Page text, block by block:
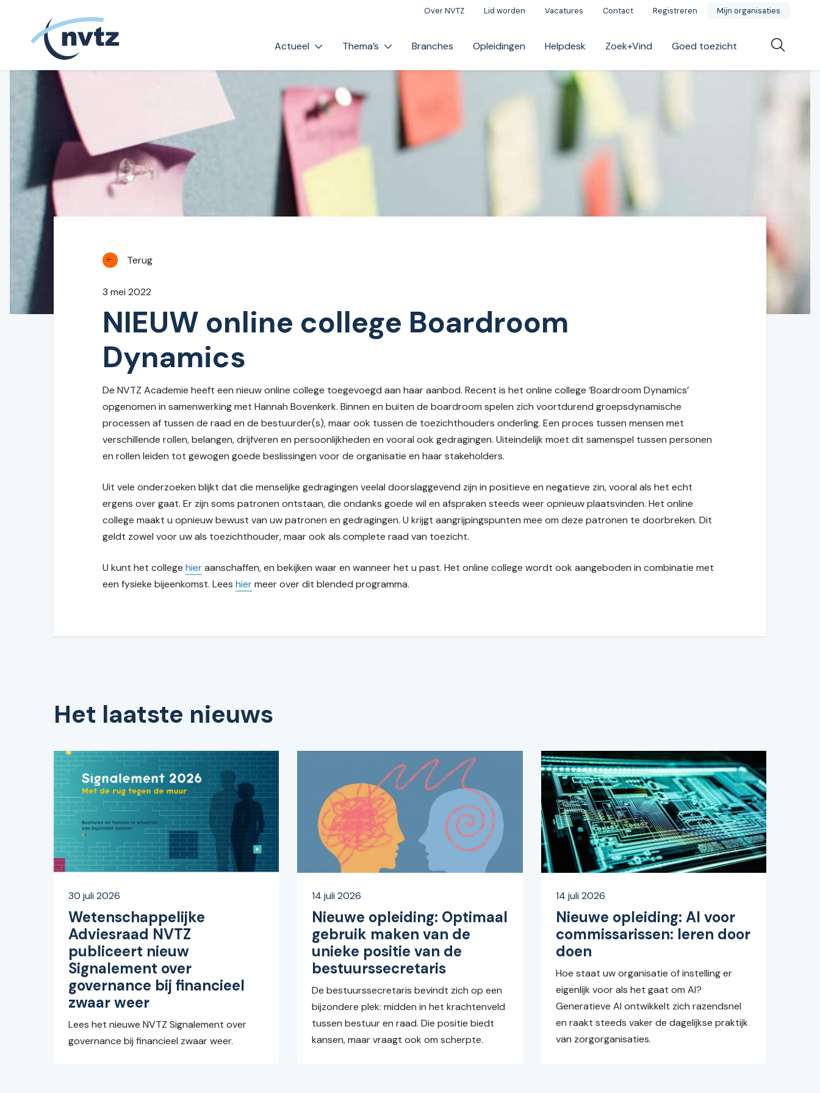
Over NVTZ Lid worden Vacatures Contact Registreren Mijn organisaties
NVTZ
Actueel Thema’s Branches Opleidingen Helpdesk Zoek+Vind Goed toezicht
Terug
3 mei 2022
NIEUW online college Boardroom
Dynamics
De NVTZ Academie heeft een nieuw online college toegevoegd aan haar aanbod. Recent is het online college ‘Boardroom Dynamics’
opgenomen in samenwerking met Hannah Bovenkerk. Binnen en buiten de boardroom spelen zich voortdurend groepsdynamische
processen af tussen de raad en de bestuurder(s), maar ook tussen de toezichthouders onderling. Een proces tussen mensen met
verschillende rollen, belangen, drijfveren en persoonlijkheden en vooral ook gedragingen. Uiteindelijk moet dit samenspel tussen personen
en rollen leiden tot gewogen goede beslissingen voor de organisatie en haar stakeholders.
Uit vele onderzoeken blijkt dat die menselijke gedragingen veelal doorslaggevend zijn in positieve en negatieve zin, vooral als het echt
ergens over gaat. Er zijn soms patronen ontstaan, die ondanks goede wil en afspraken steeds weer opnieuw plaatsvinden. Het online
college maakt u opnieuw bewust van uw patronen en gedragingen. U krijgt aangrijpingspunten mee om deze patronen te doorbreken. Dit
geldt zowel voor uw als toezichthouder, maar ook als complete raad van toezicht.
U kunt het college hieraanschaffen, en bekijken waar en wanneer het u past. Het online college wordt ook aangeboden in combinatie met
een fysieke bijeenkomst. Lees hiermeer over dit blended programma.
Het laatste nieuws
Wetenschappelijke
Adviesraad NVTZ
publiceert nieuw
Signalement over
governance bij financieel
zwaar weer
30 juli 2026
Lees het nieuwe NVTZ Signalement over
governance bij financieel zwaar weer.
Nieuwe opleiding: Optimaal
gebruik maken van de
unieke positie van de
bestuurssecretaris
14 juli 2026
De bestuurssecretaris bevindt zich op een
bijzondere plek: midden in het krachtenveld
tussen bestuur en raad. Die positie biedt
kansen, maar vraagt ook om scherpte.
Nieuwe opleiding: AI voor
commissarissen: leren door
doen
14 juli 2026
Hoe staat uw organisatie of instelling er
eigenlijk voor als het gaat om AI?
Generatieve AI ontwikkelt zich razendsnel
en raakt steeds vaker de dagelijkse praktijk
van zorgorganisaties.